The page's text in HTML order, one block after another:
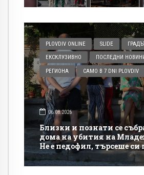
PLOVDIV ONLINE SLIDE
ЕКСКЛУЗИВНО ПОСЛЕДНИ
РЕГИОНА САМО В 7 DNI PLOVDIV
06.08.2026
Близки и познати се
дома на убития на
Не е педофил, търсеше си